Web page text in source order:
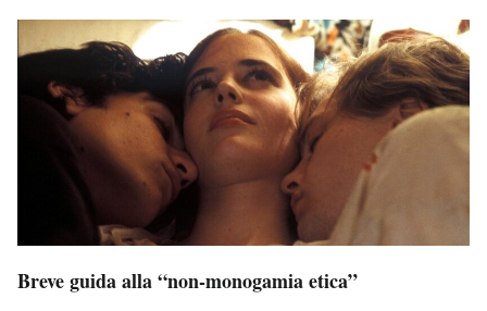
Breve guida alla “non-monogamia etica”